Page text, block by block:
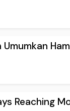
Reaching